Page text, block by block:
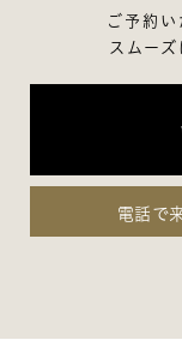
ご予約
スムー
電話で